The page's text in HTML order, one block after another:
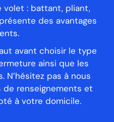
: battant, pliant,
des avantages
avant choisir le type
ainsi que les
N’hésitez pas à nous
renseignements et
à votre domicile.